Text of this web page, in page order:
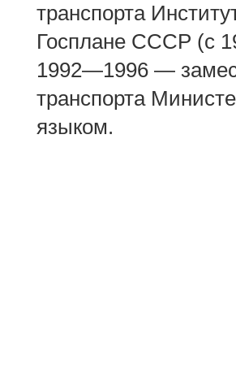
транспорта
Госплане СССР (с
1992—1996 —
транспорта
языком.